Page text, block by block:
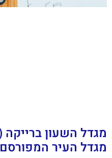
מגדל העיר המפורסם